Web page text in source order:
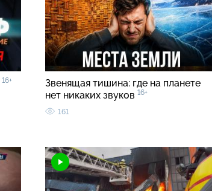
16+
Звенящая тишина: где на планете
нет никаких звуков 16+
161